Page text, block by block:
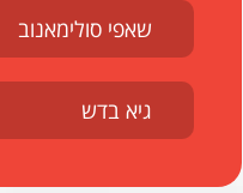
שאפי סולימאנוב
גיא בדש